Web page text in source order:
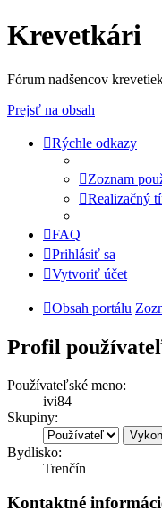
Krevetkári
Fórum nadšencov
Prejsť na obsah
Rýchle odkazy
Zoznam
Realizačný
FAQ
Prihlásiť sa
Vytvoriť účet
Obsah portálu
Profil
Používateľské meno:
ivi84
Skupiny:
Bydlisko:
Trenčín
Kontaktné